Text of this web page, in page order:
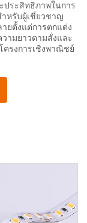
ะประสิทธิภาพในการ
ำหรับผู้เชี่ยวชาญ
ยตั้งแต่การตกแต่ง
ามยาวตามสั่งและ
ครงการเชิงพาณิชย์